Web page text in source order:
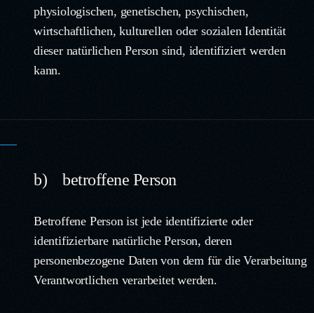
physiologischen, genetischen, psychischen,
wirtschaftlichen, kulturellen oder sozialen Identität
dieser natürlichen Person sind, identifiziert werden
kann.
b) betroffene Person
Betroffene Person ist jede identifizierte oder
identifizierbare natürliche Person, deren
personenbezogene Daten von dem für die Verarbeitung
Verantwortlichen verarbeitet werden.